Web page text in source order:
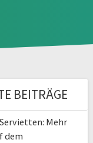
BEITRÄGE
Mehr
dem